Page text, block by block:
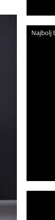
Najbolj